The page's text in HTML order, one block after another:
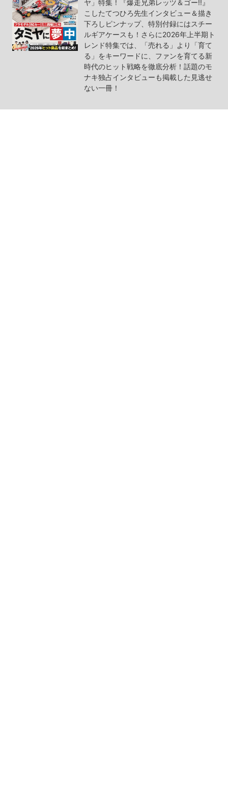
ヤ」特集！『爆走兄弟レッツ＆ゴー!!』
こしたてつひろ先生インタビュー＆描き
下ろしピンナップ、特別付録にはスチー
ルギアケースも！さらに2026年上半期ト
レンド特集では、「売れる」より「育て
る」をキーワードに、ファンを育てる新
時代のヒット戦略を徹底分析！話題のモ
ナキ独占インタビューも掲載した見逃せ
ない一冊！